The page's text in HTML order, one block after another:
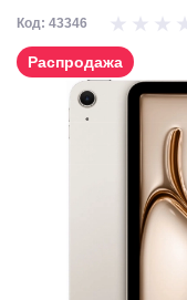
Код: 43346
Распродажа